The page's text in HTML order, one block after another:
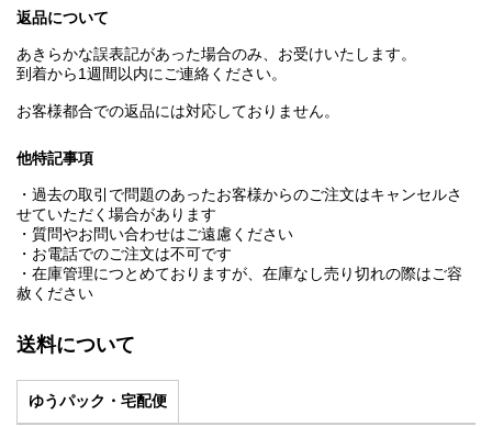
返品について
あきらかな誤表記があった場合のみ、お受けいたします。
到着から1週間以内にご連絡ください。
お客様都合での返品には対応しておりません。
他特記事項
・過去の取引で問題のあったお客様からのご注文はキャンセルさ
せていただく場合があります
・質問やお問い合わせはご遠慮ください
・お電話でのご注文は不可です
・在庫管理につとめておりますが、在庫なし売り切れの際はご容
赦ください
送料について
ゆうパック・宅配便